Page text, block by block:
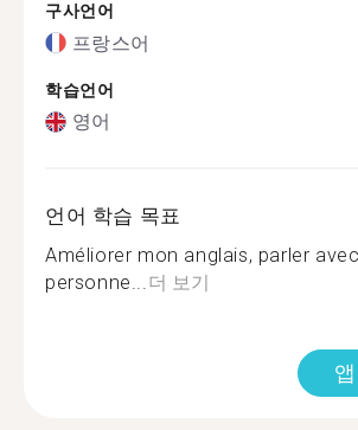
구사언어
프랑스어
학습언어
영어
언어 학습 목표
Améliorer mon anglais, parler
personne...더 보기